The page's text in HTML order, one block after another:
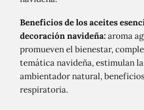
Beneficios de los aceites
decoración navideña:aroma
promueven el bienestar,
temática navideña, estimulan
ambientador natural,
respiratoria.